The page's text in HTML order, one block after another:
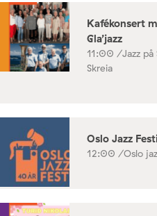
Kafékonsert
Gla’jazz
11:00 /Jazz
Skreia
Oslo Jazz
12:00 /Oslo